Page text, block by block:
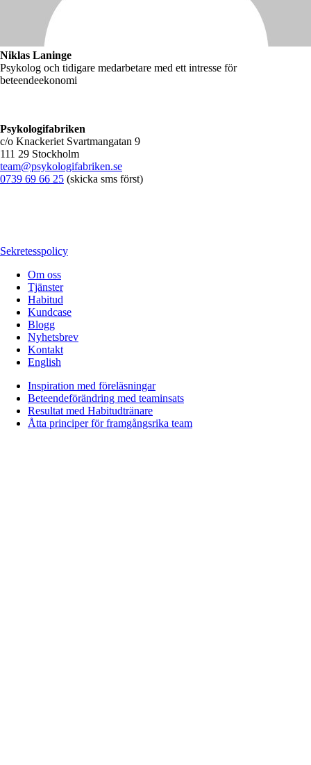
Niklas Laninge
Psykolog och tidigare medarbetare med ett intresse för
beteendeekonomi
Psykologifabriken
c/o Knackeriet Svartmangatan 9
111 29 Stockholm
team@psykologifabriken.se
0739 69 66 25 (skicka sms först)
Sekretesspolicy
Om oss
Tjänster
Habitud
Kundcase
Blogg
Nyhetsbrev
Kontakt
English
Inspiration med föreläsningar
Beteendeförändring med teaminsats
Resultat med Habitudtränare
Åtta principer för framgångsrika team